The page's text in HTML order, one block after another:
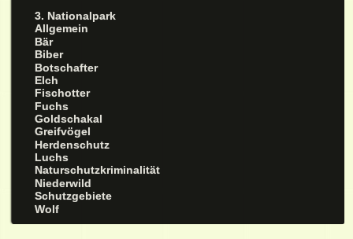
3. Nationalpark
Allgemein
Bär
Biber
Botschafter
Elch
Fischotter
Fuchs
Goldschakal
Greifvögel
Herdenschutz
Luchs
Naturschutzkriminalität
Niederwild
Schutzgebiete
Wolf